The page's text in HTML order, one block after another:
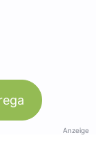
Anzeige